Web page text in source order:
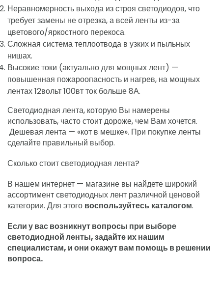
Неравномерность выхода из строя светодиодов, что
требует замены не отрезка, а всей ленты из-за
цветового/яркостного перекоса.
Сложная система теплоотвода в узких и пыльных
нишах.
Высокие токи (актуально для мощных лент) —
повышенная пожароопасность и нагрев, на мощных
лентах 12вольт 100вт ток больше 8А.
Светодиодная лента, которую Вы намерены
использовать, часто стоит дороже, чем Вам хочется.
Дешевая лента — «кот в мешке». При покупке ленты
сделайте правильный выбор.
Сколько стоит светодиодная лента?
В нашем интернет — магазине вы найдете широкий
ассортимент светодиодных лент различной ценовой
категории. Для этого воспользуйтесь каталогом.
Если у вас возникнут вопросы при выборе
светодиодной ленты, задайте их нашим
специалистам, и они окажут вам помощь в решении
вопроса.